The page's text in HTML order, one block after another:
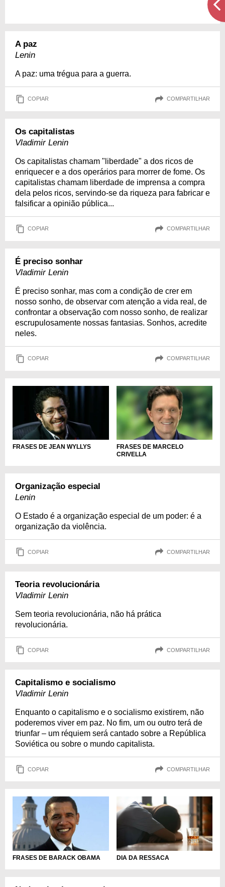
A paz
Lenin
A paz: uma trégua para a guerra.
COPIAR COMPARTILHAR
Os capitalistas
Vladimir Lenin
Os capitalistas chamam "liberdade" a dos ricos de
enriquecer e a dos operários para morrer de fome. Os
capitalistas chamam liberdade de imprensa a compra
dela pelos ricos, servindo-se da riqueza para fabricar e
falsificar a opinião pública...
COPIAR COMPARTILHAR
É preciso sonhar
Vladimir Lenin
É preciso sonhar, mas com a condição de crer em
nosso sonho, de observar com atenção a vida real, de
confrontar a observação com nosso sonho, de realizar
escrupulosamente nossas fantasias. Sonhos, acredite
neles.
COPIAR COMPARTILHAR
FRASES DE JEAN WYLLYS
FRASES DE MARCELO
CRIVELLA
Organização especial
Lenin
O Estado é a organização especial de um poder: é a
organização da violência.
COPIAR COMPARTILHAR
Teoria revolucionária
Vladimir Lenin
Sem teoria revolucionária, não há prática
revolucionária.
COPIAR COMPARTILHAR
Capitalismo e socialismo
Vladimir Lenin
Enquanto o capitalismo e o socialismo existirem, não
poderemos viver em paz. No fim, um ou outro terá de
triunfar – um réquiem será cantado sobre a República
Soviética ou sobre o mundo capitalista.
COPIAR COMPARTILHAR
FRASES DE BARACK OBAMA DIA DA RESSACA